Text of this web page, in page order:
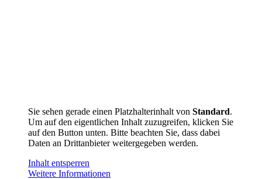
Sie sehen gerade einen Platzhalterinhalt von Standard.
Um auf den eigentlichen Inhalt zuzugreifen, klicken Sie
auf den Button unten. Bitte beachten Sie, dass dabei
Daten an Drittanbieter weitergegeben werden.
Inhalt entsperren
Weitere Informationen